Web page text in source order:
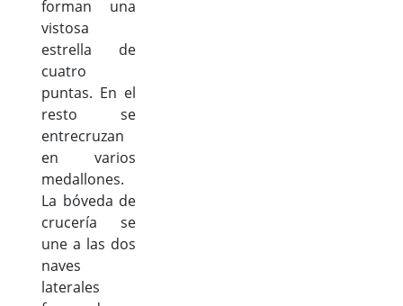
forman una
vistosa
estrella de
cuatro
puntas. En el
resto se
entrecruzan
en varios
medallones.
La bóveda de
crucería se
une a las dos
naves
laterales